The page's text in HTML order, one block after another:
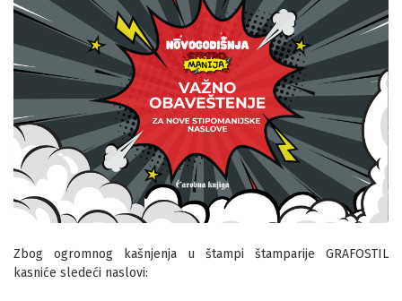
Zbog ogromnog kašnjenja u štampi štamparije GRAFOSTIL
kasniće sledeći naslovi: